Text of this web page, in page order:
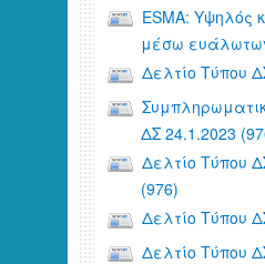
ESMA: Yψηλός
μέσω
Δελτίο Τύπου
ΔΣ 24.1.2023
Δελτίο Τύπου
(976)
Δελτίο Τύπου
Δελτίο Τύπου